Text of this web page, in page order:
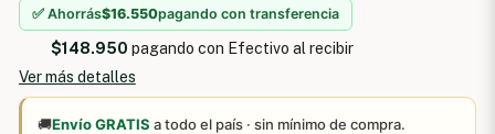
✅ Ahorrás$16.550pagando con transferencia
$148.950 pagando con Efectivo al recibir
Ver más detalles
🚚Envío GRATIS a todo el país · sin mínimo de compra.